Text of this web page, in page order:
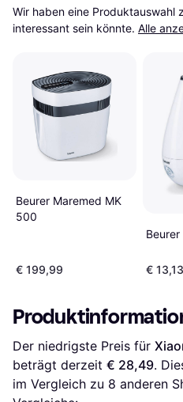
Wir haben eine Produktauswahl
interessant sein könnte. Alle
Beurer Maremed MK
500
€ 199,99 € 13,13
Der niedrigste Preis für
beträgt derzeit € 28,49.
im Vergleich zu 8 anderen